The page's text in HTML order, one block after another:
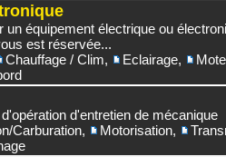
équipement électrique ou
est réservée...
Chauffage / Clim, Eclairage,
d'entretien de mécanique
Carburation, Motorisation,